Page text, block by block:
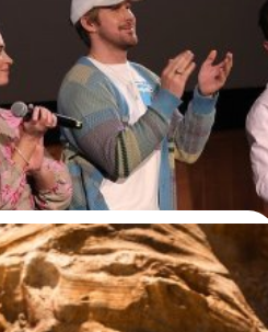
มเหล่าสตันท์แมนที่ทุ่มเทให้การ
โดยเฉพาะ โลแกน ฮอลลาเดย์ ที่
Gosling ฟังเพลงแม่
งไห้ ในตัวอย่างใหม่ ‘The